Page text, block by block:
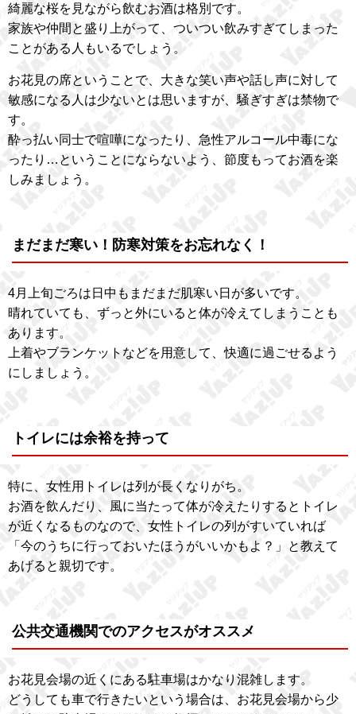
綺麗な桜を見ながら飲むお酒は格別です。
家族や仲間と盛り上がって、ついつい飲みすぎてしまった
ことがある人もいるでしょう。
お花見の席ということで、大きな笑い声や話し声に対して
敏感になる人は少ないとは思いますが、騒ぎすぎは禁物で
す。
酔っ払い同士で喧嘩になったり、急性アルコール中毒にな
ったり…ということにならないよう、節度もってお酒を楽
しみましょう。
まだまだ寒い！防寒対策をお忘れなく！
4月上旬ごろは日中もまだまだ肌寒い日が多いです。
晴れていても、ずっと外にいると体が冷えてしまうことも
あります。
上着やブランケットなどを用意して、快適に過ごせるよう
にしましょう。
トイレには余裕を持って
特に、女性用トイレは列が長くなりがち。
お酒を飲んだり、風に当たって体が冷えたりするとトイレ
が近くなるものなので、女性トイレの列がすいていれば
「今のうちに行っておいたほうがいいかもよ？」と教えて
あげると親切です。
公共交通機関でのアクセスがオススメ
お花見会場の近くにある駐車場はかなり混雑します。
どうしても車で行きたいという場合は、お花見会場から少